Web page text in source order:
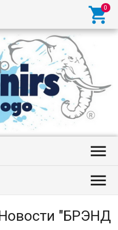



"БРЭНД